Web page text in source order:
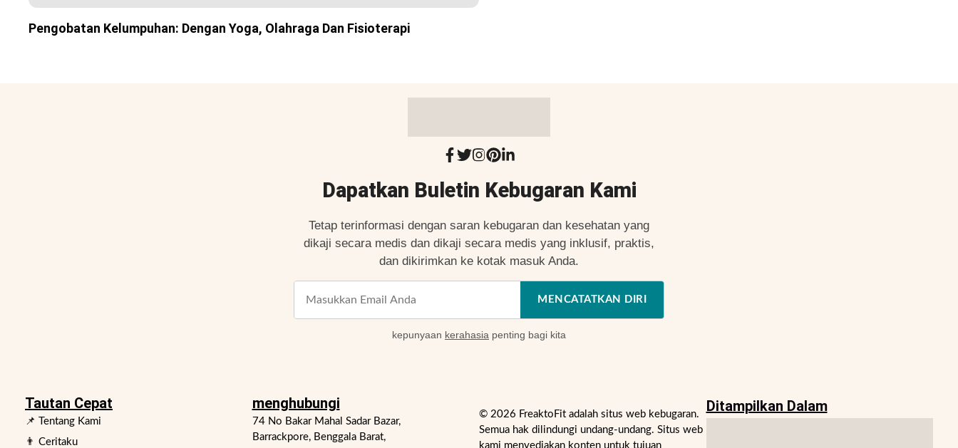
Pengobatan Kelumpuhan: Dengan Yoga, Olahraga Dan Fisioterapi
Dapatkan Buletin Kebugaran Kami
Tetap terinformasi dengan saran kebugaran dan kesehatan yang
dikaji secara medis dan dikaji secara medis yang inklusif, praktis,
dan dikirimkan ke kotak masuk Anda.
MENCATATKAN DIRI
kepunyaan kerahasia penting bagi kita
Tautan Cepat
📌 Tentang Kami
👨 Ceritaku
menghubungi
74 No Bakar Mahal Sadar Bazar,
Barrackpore, Benggala Barat,
© 2026 FreaktoFit adalah situs web kebugaran.
Semua hak dilindungi undang-undang. Situs web
kami menyediakan konten untuk tujuan
Ditampilkan Dalam